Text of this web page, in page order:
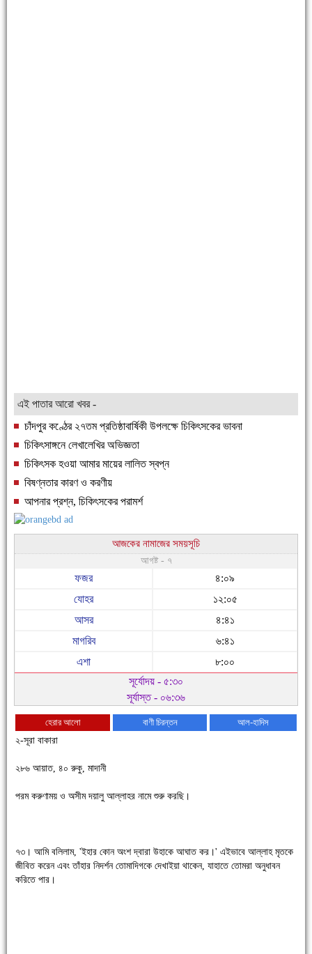
এই পাতার আরো খবর -
চাঁদপুর কণ্ঠের ২৭তম প্রতিষ্ঠাবার্ষিকী উপলক্ষে চিকিৎসকের ভাবনা
চিকিৎসাঙ্গনে লেখালেখির অভিজ্ঞতা
চিকিৎসক হওয়া আমার মায়ের লালিত স্বপ্ন
বিষণ্নতার কারণ ও করণীয়
আপনার প্রশ্ন, চিকিৎসকের পরামর্শ
আজকের নামাজের সময়সূচি
আগষ্ট - ৭
ফজর
৪:০৯
যোহর
১২:০৫
আসর
৪:৪১
মাগরিব
৬:৪১
এশা
৮:০০
সূর্যোদয় - ৫:৩০
সূর্যাস্ত - ০৬:৩৬
হেরার আলো বাণী চিরন্তন
আল-হাদিস
২-সূরা বাকারা
২৮৬ আয়াত, ৪০ রুকু, মাদানী
পরম করুণাময় ও অসীম দয়ালু আল্লাহর নামে শুরু করছি।
৭৩। আমি বলিলাম, 'ইহার কোন অংশ দ্বারা উহাকে আঘাত কর।' এইভাবে আল্লাহ মৃতকে
জীবিত করেন এবং তাঁহার নিদর্শন তোমাদিগকে দেখাইয়া থাকেন, যাহাতে তোমরা অনুধাবন
করিতে পার।